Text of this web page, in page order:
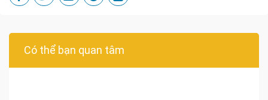
Có thể bạn quan tâm